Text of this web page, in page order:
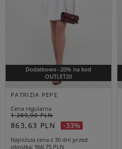
Dodatkowo -20% na kod
OUTLET20
PATRIZIA PEPE
Cena regularna
1 289,00 PLN
863,63 PLN -33%
Najniższa cena z 30 dni przed
obniżką 966,75 PLN